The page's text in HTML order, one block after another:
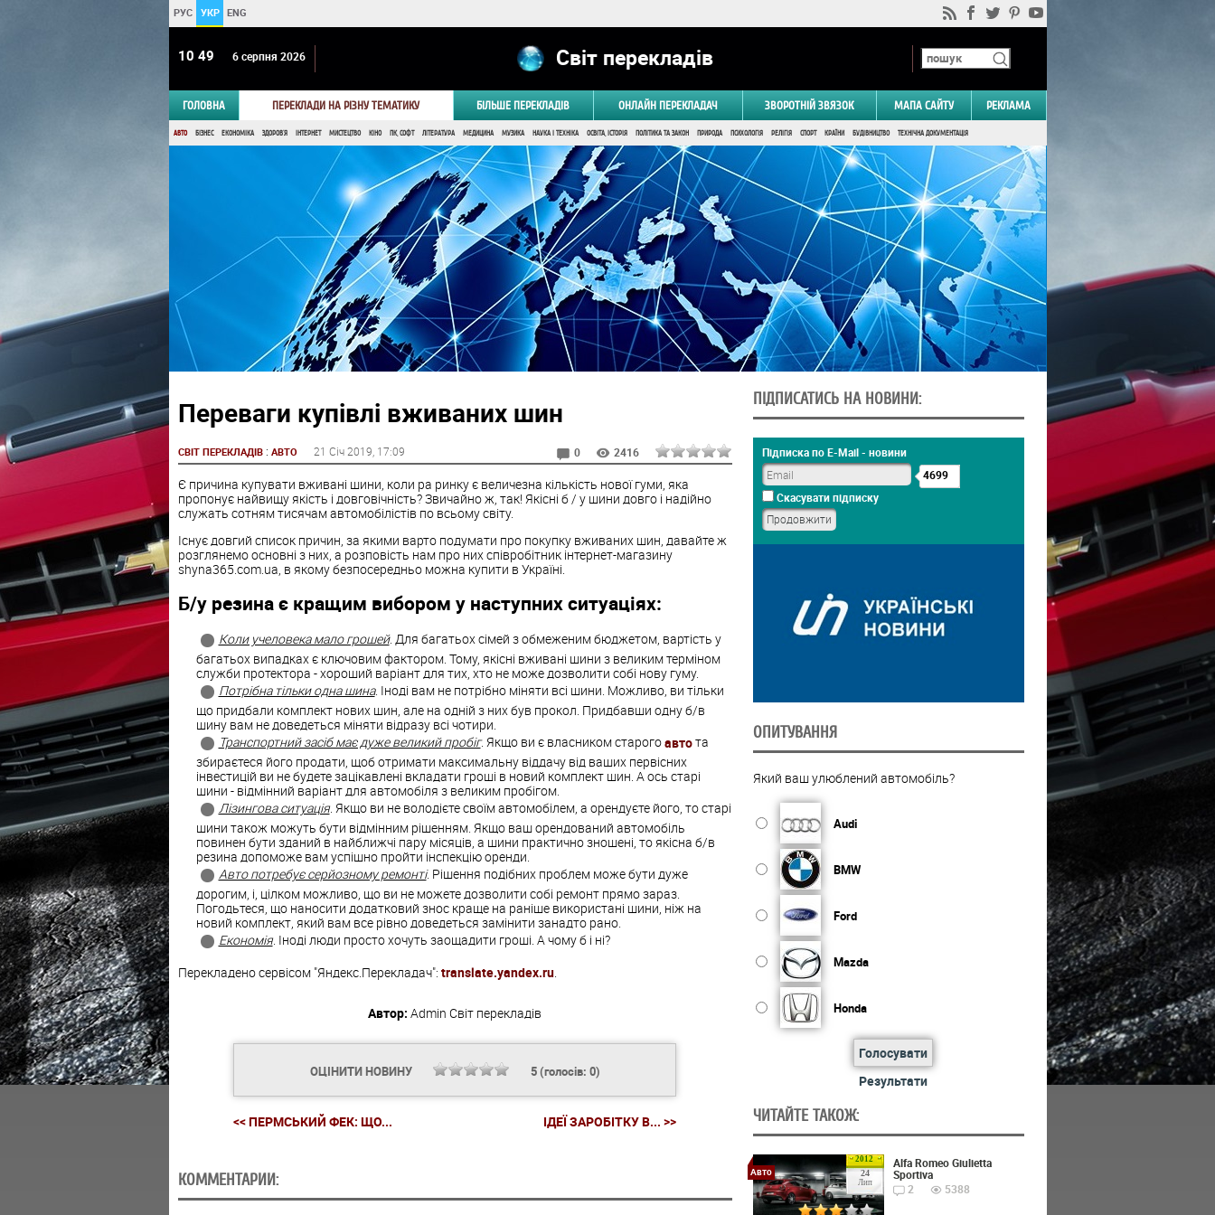
РУС УКР ENG
10 49 6 серпня 2026 Світ перекладів
ГОЛОВНА ПЕРЕКЛАДИ НА РІЗНУ ТЕМАТИКУ БІЛЬШЕ ПЕРЕКЛАДІВ ОНЛАЙН ПЕРЕКЛАДАЧ ЗВОРОТНІЙ ЗВЯЗОК МАПА САЙТУ РЕКЛАМА
АВТО БІЗНЕС ЕКОНОМІКА ЗДОРОВ'Я ІНТЕРНЕТ МИСТЕЦТВО КІНО ПК, СОФТ ЛІТЕРАТУРА МЕДИЦИНА МУЗИКА НАУКА І ТЕХНІКА ОСВІТА, ІСТОРІЯ ПОЛІТИКА ТА ЗАКОН ПРИРОДА ПСИХОЛОГІЯ РЕЛІГІЯ СПОРТ КРАЇНИ БУДІВНИЦТВО ТЕХНІЧНА ДОКУМЕНТАЦІЯ
Переваги купівлі вживаних шин
СВІТ ПЕРЕКЛАДІВ: АВТО 21 Січ 2019 , 17:09 0 2416
Є причина купувати вживані шини, коли ра ринку є величезна кількість нової гуми, яка
пропонує найвищу якість і довговічність? Звичайно ж, так! Якісні б / у шини довго і надійно
служать сотням тисячам автомобілістів по всьому світу.
Існує довгий список причин, за якими варто подумати про покупку вживаних шин, давайте ж
розглянемо основні з них, а розповість нам про них співробітник інтернет-магазину
shyna365.com.ua, в якому безпосередньо можна купити в Україні.
Б/у резина є кращим вибором у наступних ситуаціях:
Коли учеловека мало грошей. Для багатьох сімей з обмеженим бюджетом, вартість у
багатьох випадках є ключовим фактором. Тому, якісні вживані шини з великим терміном
служби протектора - хороший варіант для тих, хто не може дозволити собі нову гуму.
Потрібна тільки одна шина. Іноді вам не потрібно міняти всі шини. Можливо, ви тільки
що придбали комплект нових шин, але на одній з них був прокол. Придбавши одну б/в
шину вам не доведеться міняти відразу всі чотири.
Транспортний засіб має дуже великий пробіг. Якщо ви є власником старогоавтота
збираєтеся його продати, щоб отримати максимальну віддачу від ваших первісних
інвестицій ви не будете зацікавлені вкладати гроші в новий комплект шин. А ось старі
шини - відмінний варіант для автомобіля з великим пробігом.
Лізингова ситуація. Якщо ви не володієте своїм автомобілем, а орендуєте його, то старі
шини також можуть бути відмінним рішенням. Якщо ваш орендований автомобіль
повинен бути зданий в найближчі пару місяців, а шини практично зношені, то якісна б/в
резина допоможе вам успішно пройти інспекцію оренди.
Авто потребує серйозному ремонті. Рішення подібних проблем може бути дуже
дорогим, і, цілком можливо, що ви не можете дозволити собі ремонт прямо зараз.
Погодьтеся, що наносити додатковий знос краще на раніше використані шини, ніж на
новий комплект, який вам все рівно доведеться замінити занадто рано.
Економія. Іноді люди просто хочуть заощадити гроші. А чому б і ні?
Перекладено сервісом "Яндекс.Перекладач": translate.yandex.ru.
Автор: Admin Світ перекладів
ОЦІНИТИ НОВИНУ 5(голосів: 0)
<< ПЕРМСЬКИЙ ФЕК: ЩО... ІДЕЇ ЗАРОБІТКУ В... >>
КОММЕНТАРИИ:
ПІДПИСАТИСЬ НА НОВИНИ:
Підписка по E-Mail - новини
4699
Скасувати підписку
ОПИТУВАННЯ
Який ваш улюблений автомобіль?
Audi
BMW
Ford
Mazda
Honda
Голосувати
Результати
ЧИТАЙТЕ ТАКОЖ:
2012
24
Лип
Авто
Alfa Romeo Giulietta
Sportiva
2
5388